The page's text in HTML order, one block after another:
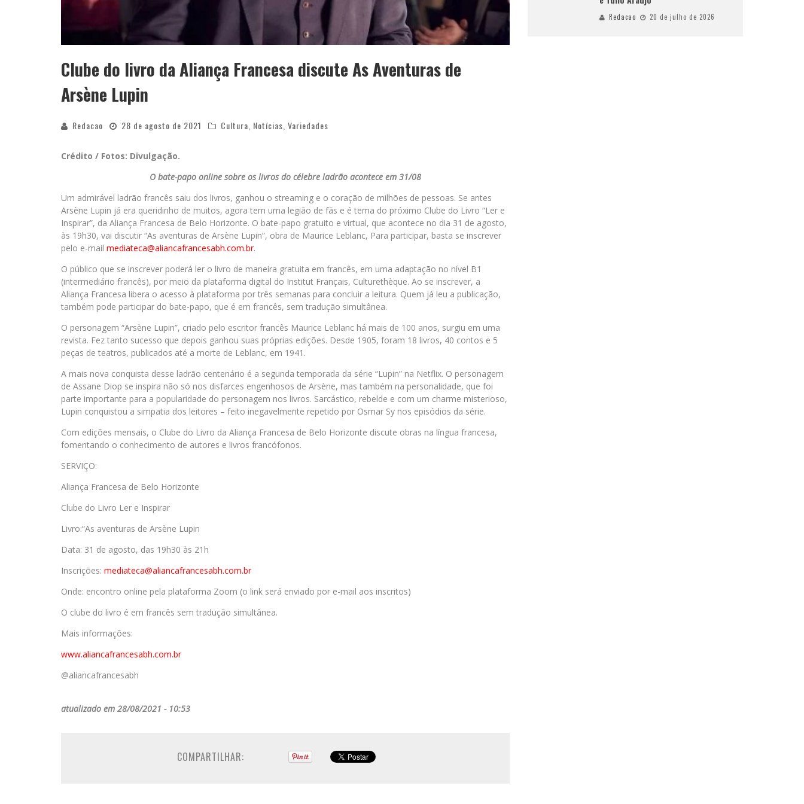
Clube do livro da Aliança Francesa discute As Aventuras de
Arsène Lupin
Redacao 28 de agosto de 2021 Cultura Notícias Variedades
Crédito / Fotos: Divulgação.
O bate-papo online sobre os livros do célebre ladrão acontece em 31/08
Um admirável ladrão francês saiu dos livros, ganhou o streaming e o coração de milhões de pessoas. Se antes
Arsène Lupin já era queridinho de muitos, agora tem uma legião de fãs e é tema do próximo Clube do Livro “Ler e
Inspirar”, da Aliança Francesa de Belo Horizonte. O bate-papo gratuito e virtual, que acontece no dia 31 de agosto,
às 19h30, vai discutir “As aventuras de Arsène Lupin”, obra de Maurice Leblanc, Para participar, basta se inscrever
pelo e-mail mediateca@aliancafrancesabh.com.br.
O público que se inscrever poderá ler o livro de maneira gratuita em francês, em uma adaptação no nível B1
(intermediário francês), por meio da plataforma digital do Institut Français, Culturethèque. Ao se inscrever, a
Aliança Francesa libera o acesso à plataforma por três semanas para concluir a leitura. Quem já leu a publicação,
também pode participar do bate-papo, que é em francês, sem tradução simultânea.
O personagem “Arsène Lupin”, criado pelo escritor francês Maurice Leblanc há mais de 100 anos, surgiu em uma
revista. Fez tanto sucesso que depois ganhou suas próprias edições. Desde 1905, foram 18 livros, 40 contos e 5
peças de teatros, publicados até a morte de Leblanc, em 1941.
A mais nova conquista desse ladrão centenário é a segunda temporada da série “Lupin” na Netflix. O personagem
de Assane Diop se inspira não só nos disfarces engenhosos de Arsène, mas também na personalidade, que foi
parte importante para a popularidade do personagem nos livros. Sarcástico, rebelde e com um charme misterioso,
Lupin conquistou a simpatia dos leitores – feito inegavelmente repetido por Osmar Sy nos episódios da série.
Com edições mensais, o Clube do Livro da Aliança Francesa de Belo Horizonte discute obras na língua francesa,
fomentando o conhecimento de autores e livros francófonos.
SERVIÇO:
Aliança Francesa de Belo Horizonte
Clube do Livro Ler e Inspirar
Livro:“As aventuras de Arsène Lupin
Data: 31 de agosto, das 19h30 às 21h
Inscrições: mediateca@aliancafrancesabh.com.br
Onde: encontro online pela plataforma Zoom (o link será enviado por e-mail aos inscritos)
O clube do livro é em francês sem tradução simultânea.
Mais informações:
www.aliancafrancesabh.com.br
@aliancafrancesabh
atualizado em 28/08/2021 - 10:53
COMPARTILHAR:
Redacao 20 de julho de 2026